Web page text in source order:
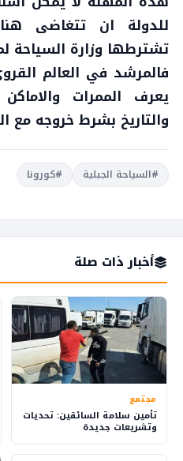
للدولة ان تتغاضى
تشترطها وزارة
فالمرشد في العالم
يعرف الممرات
والتاريخ بشرط خروجه مع
#السياحة الجبلية #كورونا
أخبار ذات صلة
مجتمع
تأمين سلامة السائقين: تحديات
وتشريعات جديدة